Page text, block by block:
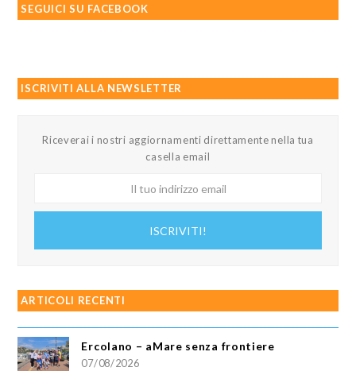
SEGUICI SU FACEBOOK
ISCRIVITI ALLA NEWSLETTER
Riceverai i nostri aggiornamenti direttamente nella tua
casella email
ISCRIVITI!
ARTICOLI RECENTI
Ercolano – aMare senza frontiere
07/08/2026